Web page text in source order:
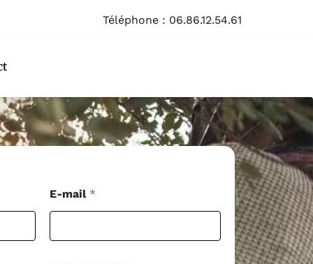
Téléphone : 06.86.12.54.61
E-mail *